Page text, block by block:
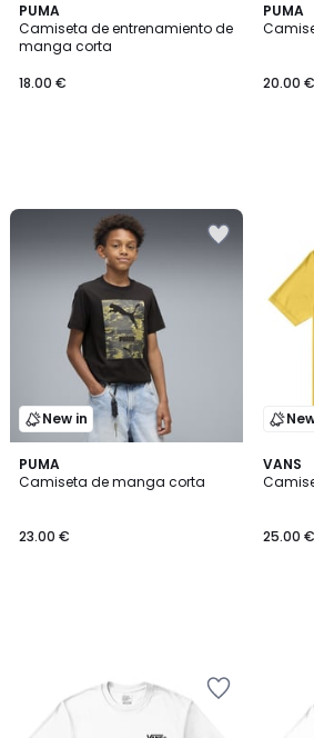
PUMA
Camiseta de entrenamiento de
manga corta
18.00 €
PUMA
20.00 €
New in
PUMA
Camiseta de manga corta
23.00 €
VANS
25.00 €